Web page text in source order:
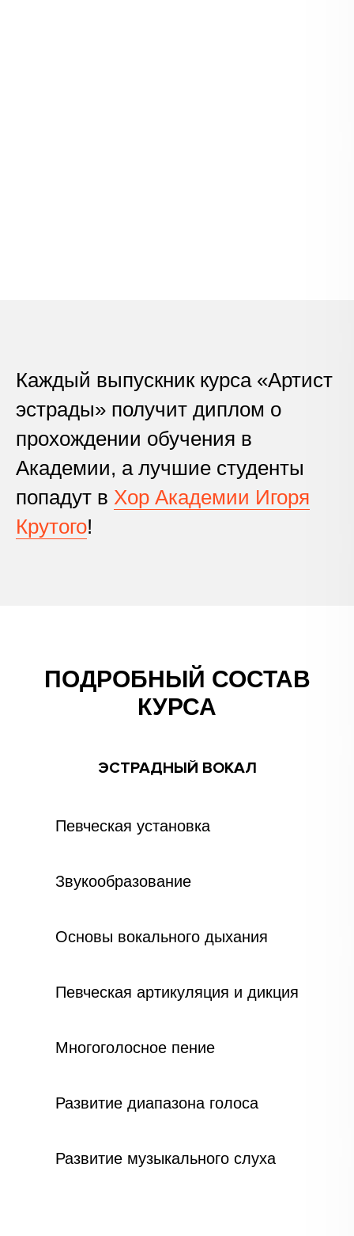
Каждый выпускник курса «Артист
эстрады» получит диплом о
прохождении обучения в
Академии, а лучшие студенты
попадут в Хор Академии Игоря
Крутого!
ПОДРОБНЫЙ СОСТАВ
КУРСА
ЭСТРАДНЫЙ ВОКАЛ
Певческая установка
Звукообразование
Основы вокального дыхания
Певческая артикуляция и дикция
Многоголосное пение
Развитие диапазона голоса
Развитие музыкального слуха